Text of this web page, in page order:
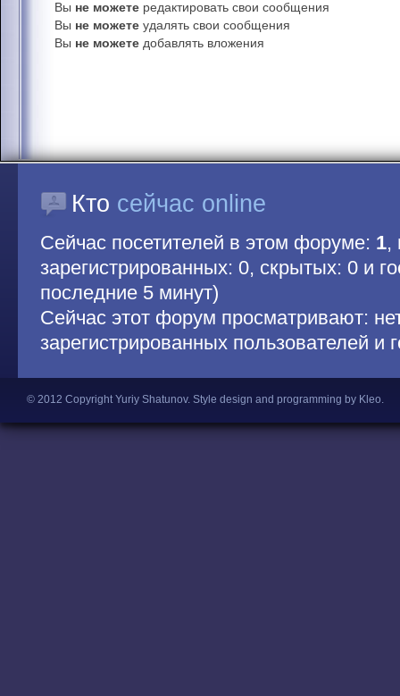
Вы не можете редактировать свои сообщения
Вы не можете удалять свои сообщения
Вы не можете добавлять вложения
Кто сейчас online
Сейчас посетителей в этом форуме: 1,
зарегистрированных: 0, скрытых: 0 и
последние 5 минут)
Сейчас этот форум просматривают:
зарегистрированных пользователей и
© 2012 Copyright Yuriy Shatunov. Style design and programming by Kleo.